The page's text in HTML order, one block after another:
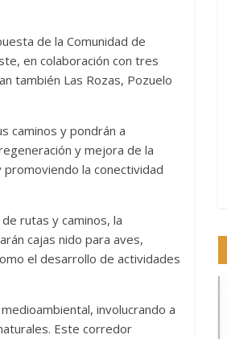
de la Comunidad de
en colaboración con tres
también Las Rozas, Pozuelo
caminos y pondrán a
y mejora de la
la conectividad
rutas y caminos, la
cajas nido para aves,
el desarrollo de actividades
involucrando a
Este corredor